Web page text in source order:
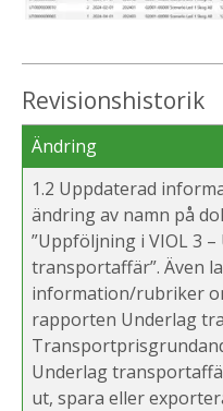
Revisionshistorik
Ändring
1.2 Uppdaterad
ändring av namn på
”Uppföljning i VIOL 3
transportaffär”. Även
information/rubriker
rapporten Underlag
Underlag
ut, spara eller